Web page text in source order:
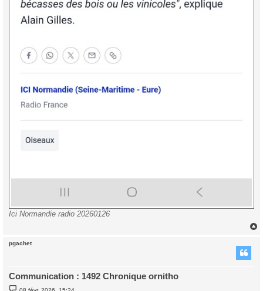
Ici Normandie radio 20260126
pgachet
Communication : 1492 Chronique ornitho
M